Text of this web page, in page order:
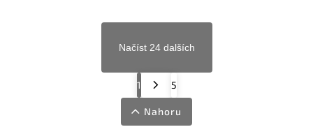
Načíst 24 dalších
1 5
Nahoru